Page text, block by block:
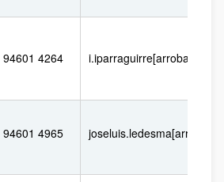
94601 4264
94601 4965